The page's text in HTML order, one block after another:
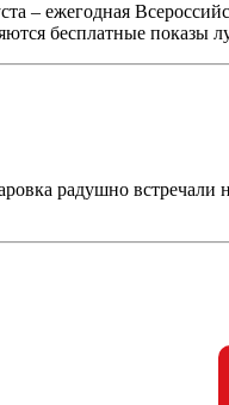
– ежегодная
бесплатные
радушно